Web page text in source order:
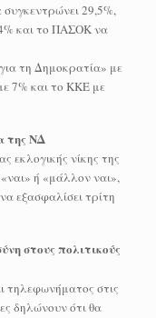
29,5%,
και το ΠΑΣΟΚ να
τη Δημοκρατία» με
7% και το ΚΚΕ με
της ΝΔ
εκλογικής νίκης της
ή «μάλλον ναι»,
εξασφαλίσει τρίτη
στους πολιτικούς
τηλεφωνήματος στις
δηλώνουν ότι θα